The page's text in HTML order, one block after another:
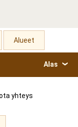
Alueet
Alas‹
yhteys